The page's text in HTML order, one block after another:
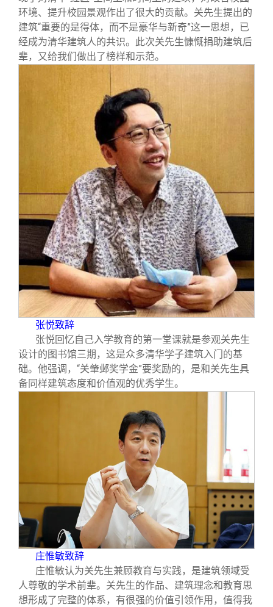
环境、提升校园景观作出了很大的贡献。关先生提出的
建筑“重要的是得体，而不是豪华与新奇”这一思想，已
经成为清华建筑人的共识。此次关先生慷慨捐助建筑后
辈，又给我们做出了榜样和示范。
张悦致辞
张悦回忆自己入学教育的第一堂课就是参观关先生
设计的图书馆三期，这是众多清华学子建筑入门的基
础。他强调，“关肇邺奖学金”要奖励的，是和关先生具
备同样建筑态度和价值观的优秀学生。
庄惟敏致辞
庄惟敏认为关先生兼顾教育与实践，是建筑领域受
人尊敬的学术前辈。关先生的作品、建筑理念和教育思
想形成了完整的体系，有很强的价值引领作用，值得我